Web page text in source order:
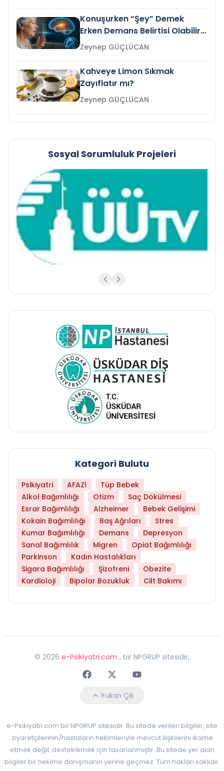
Konuşurken “Şey” Demek
Erken Demans Belirtisi Olabilir
mi?
Zeynep GÜÇLÜCAN
Kahveye Limon Sıkmak
Zayıflatır mı?
Zeynep GÜÇLÜCAN
Sosyal Sorumluluk Projeleri
Kategori Bulutu
Psikiyatri AFAZİ
Tüp Bebek
Alkol Bağımlılığı
Otizm
Saç Dökülmesi
Esrar Bağımlılığı
Alzheimer
Bebek Gelişimi
Kokain Bağımlılığı
Baş Ağrıları
Stres
Kumar Bağımlılığı
Demans
Depresyon
Sanal Bağımlılık
Migren
Opiat Bağımlılığı
Parkinson
Kadın Hastalıkları
Sigara Bağımlılığı
Şizofreni
Obezite
Kardioloji
Bipolar Bozukluk Cilt Bakımı
© 2026 e-Psikiyatri.com , bir NPGRUP sitesidir,
FaceebokTwitterYoutube
Yukarı Çık
e-Psikiyatri.com bir NPGRUP sitesidir. Bu sitede verilen bilgiler, site
ziyaretçilerinin/hastaların hekimleriyle mevcut ilişkilerini ikame
etmek değil, desteklemek için tasarlanmıştır. Bu sitede yer alan
bilgiler bir hekime danışmanın yerine geçmez. Tüm hakları saklıdır.